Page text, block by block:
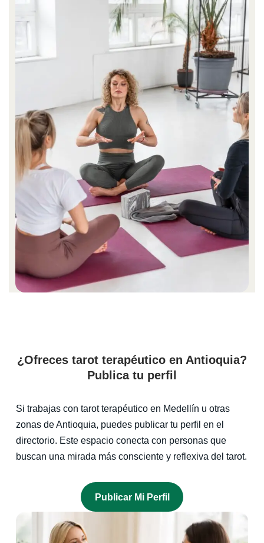
¿Ofreces tarot terapéutico en Antioquia?
Publica tu perfil
Si trabajas con tarot terapéutico en Medellín u otras
zonas de Antioquia, puedes publicar tu perfil en el
directorio. Este espacio conecta con personas que
buscan una mirada más consciente y reflexiva del tarot.
PUblicar Mi Perfil